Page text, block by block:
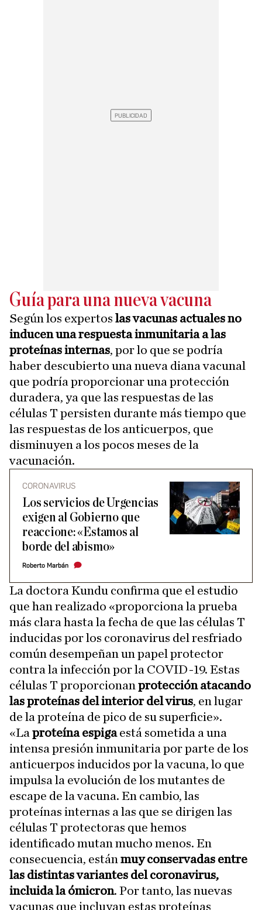
Guía para una nueva vacuna
Según los expertos las vacunas actuales no
inducen una respuesta inmunitaria a las
proteínas internas, por lo que se podría
haber descubierto una nueva diana vacunal
que podría proporcionar una protección
duradera, ya que las respuestas de las
células T persisten durante más tiempo que
las respuestas de los anticuerpos, que
disminuyen a los pocos meses de la
vacunación.
CORONAVIRUS
Los servicios de Urgencias
exigen al Gobierno que
reaccione: «Estamos al
borde del abismo»
Roberto Marbán
La doctora Kundu confirma que el estudio
que han realizado «proporciona la prueba
más clara hasta la fecha de que las células T
inducidas por los coronavirus del resfriado
común desempeñan un papel protector
contra la infección por la COVID-19. Estas
células T proporcionan protección atacando
las proteínas del interior del virus, en lugar
de la proteína de pico de su superficie».
«La proteína espigaestá sometida a una
intensa presión inmunitaria por parte de los
anticuerpos inducidos por la vacuna, lo que
impulsa la evolución de los mutantes de
escape de la vacuna. En cambio, las
proteínas internas a las que se dirigen las
células T protectoras que hemos
identificado mutan mucho menos. En
consecuencia, están muy conservadas entre
las distintas variantes del coronavirus,
incluida la ómicron. Por tanto, las nuevas
vacunas que incluyan estas proteínas